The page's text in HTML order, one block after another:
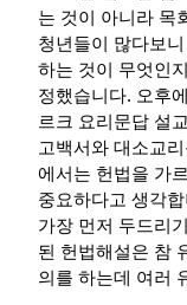
는 것이 아니라 목
청년들이 많다보
하는 것이 무엇인
정했습니다. 오후
르크 요리문답 설
고백서와 대소교
에서는 헌법을 가
중요하다고 생각
가장 먼저 두드리
된 헌법해설은 참
의를 하는데 여러